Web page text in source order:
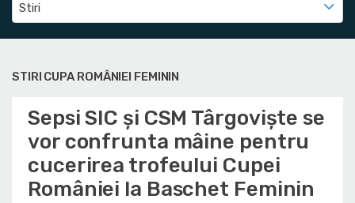
Stiri
STIRI CUPA ROMÂNIEI FEMININ
Sepsi SIC și CSM Târgoviște se
vor confrunta mâine pentru
cucerirea trofeului Cupei
României la Baschet Feminin